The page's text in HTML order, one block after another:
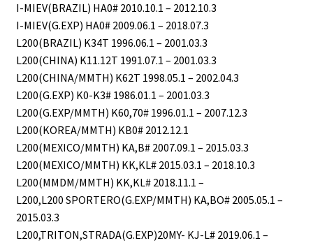
I-MIEV(BRAZIL) HA0# 2010.10.1 – 2012.10.3
I-MIEV(G.EXP) HA0# 2009.06.1 – 2018.07.3
L200(BRAZIL) K34T 1996.06.1 – 2001.03.3
L200(CHINA) K11.12T 1991.07.1 – 2001.03.3
L200(CHINA/MMTH) K62T 1998.05.1 – 2002.04.3
L200(G.EXP) K0-K3# 1986.01.1 – 2001.03.3
L200(G.EXP/MMTH) K60,70# 1996.01.1 – 2007.12.3
L200(KOREA/MMTH) KB0# 2012.12.1
L200(MEXICO/MMTH) KA,B# 2007.09.1 – 2015.03.3
L200(MEXICO/MMTH) KK,KL# 2015.03.1 – 2018.10.3
L200(MMDM/MMTH) KK,KL# 2018.11.1 –
L200,L200 SPORTERO(G.EXP/MMTH) KA,BO# 2005.05.1 –
2015.03.3
L200,TRITON,STRADA(G.EXP)20MY- KJ-L# 2019.06.1 –